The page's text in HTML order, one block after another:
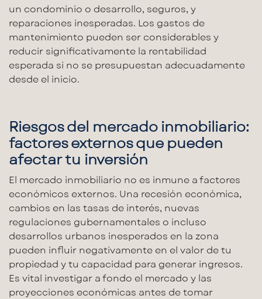
un condominio o desarrollo, seguros, y
reparaciones inesperadas. Los gastos de
mantenimiento pueden ser considerables y
reducir significativamente la rentabilidad
esperada si no se presupuestan adecuadamente
desde el inicio.
Riesgos del mercado inmobiliario:
factores externos que pueden
afectar tu inversión
El mercado inmobiliario no es inmune a factores
económicos externos. Una recesión económica,
cambios en las tasas de interés, nuevas
regulaciones gubernamentales o incluso
desarrollos urbanos inesperados en la zona
pueden influir negativamente en el valor de tu
propiedad y tu capacidad para generar ingresos.
Es vital investigar a fondo el mercado y las
proyecciones económicas antes de tomar